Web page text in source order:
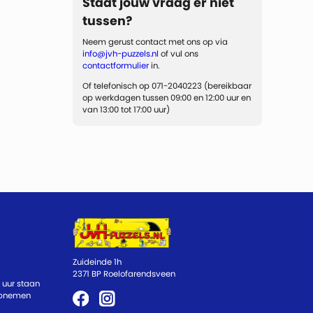
tussen?
Neem gerust contact met ons op via
info@jvh-puzzels.nl of vul ons
contactformulierin.
Of telefonisch op 071-2040223 (bereikbaar
op werkdagen tussen 09:00 en 12:00 uur en
van 13:00 tot 17:00 uur)
uur staan
Zuideinde 1h
2371 BP Roelofarendsveen